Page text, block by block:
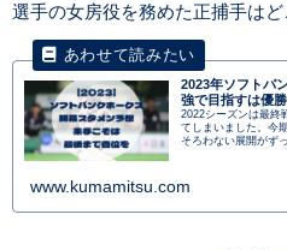
選手の女房役を務めた正捕手は
2023年ソフトバ
強で目指すは優勝
2022シーズンは最終
てしまいました。今
そろわない展開がず
www.kumamitsu.com